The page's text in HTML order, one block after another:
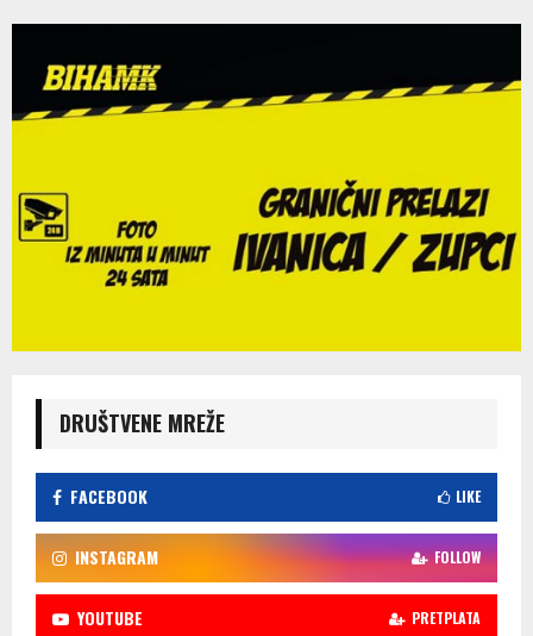
DRUŠTVENE MREŽE
FACEBOOK LIKE
INSTAGRAM FOLLOW
YOUTUBE PRETPLATA